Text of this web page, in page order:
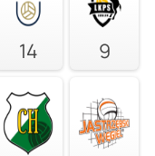
14 9